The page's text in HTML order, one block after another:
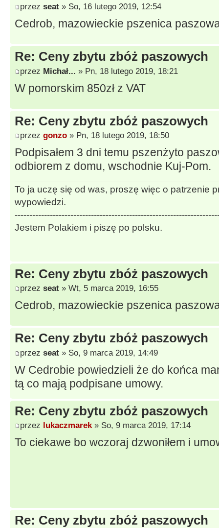
przez seat » So, 16 lutego 2019, 12:54
Cedrob, mazowieckie pszenica
Re: Ceny zbytu zbóż paszowych
przez Michał... » Pn, 18 lutego 2019, 18:21
W pomorskim 850zł z VAT
Re: Ceny zbytu zbóż paszowych
przez gonzo » Pn, 18 lutego 2019, 18:50
Podpisałem 3 dni temu pszenżyto
odbiorem z domu, wschodnie Kuj-Pom.
To ja uczę się od was, proszę więc o patrzenie
wypowiedzi.
Jestem Polakiem i piszę po polsku.
Re: Ceny zbytu zbóż paszowych
przez seat » Wt, 5 marca 2019, 16:55
Cedrob, mazowieckie pszenica
Re: Ceny zbytu zbóż paszowych
przez seat » So, 9 marca 2019, 14:49
W Cedrobie powiedzieli że do końca
tą co mają podpisane umowy.
Re: Ceny zbytu zbóż paszowych
przez lukaczmarek» So, 9 marca 2019, 17:14
To ciekawe bo wczoraj dzwoniłem i
Re: Ceny zbytu zbóż paszowych